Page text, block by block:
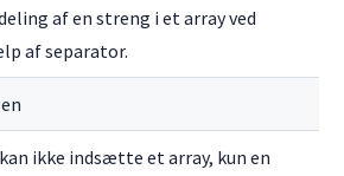
af en streng i et array ved
af separator.
ikke indsætte et array, kun en